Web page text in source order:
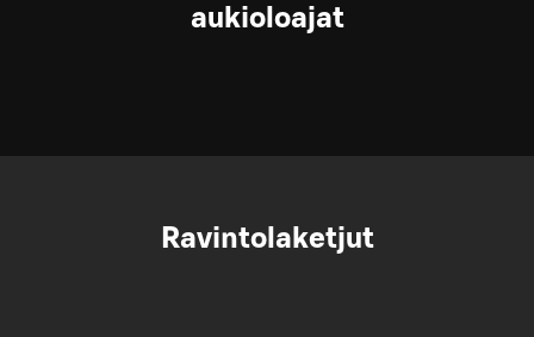
aukioloajat
Ravintolaketjut